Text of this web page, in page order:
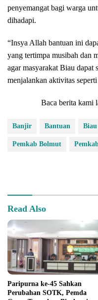
penyemangat bagi warga
dihadapi.
“Insya Allah bantuan ini
yang tertimpa musibah dan
agar masyarakat Biau dapat
menjalankan aktivitas
Baca berita kami
Banjir Bantuan Biau
Pemkab Bolmut
Read Also
Paripurna ke-45 Sahkan
Perubahan SOTK, Pemda